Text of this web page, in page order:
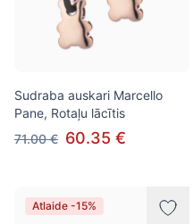
Sudraba auskari Marcello
Pane, Rotaļu lācītis
71.00 € 60.35 €
Atlaide -15%